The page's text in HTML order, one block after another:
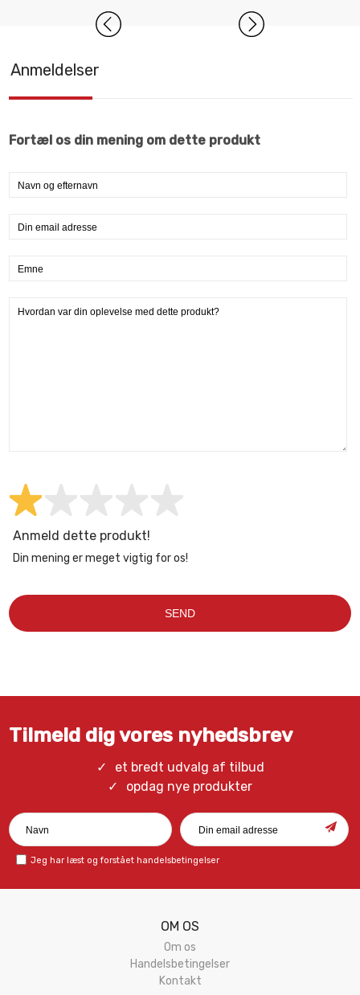
Anmeldelser
Fortæl os din mening om dette produkt
Anmeld dette produkt!
Din mening er meget vigtig for os!
Tilmeld dig vores nyhedsbrev
et bredt udvalg af tilbud
opdag nye produkter
Jeg har læst og forstået handelsbetingelser
OM OS
Om os
Handelsbetingelser
Kontakt